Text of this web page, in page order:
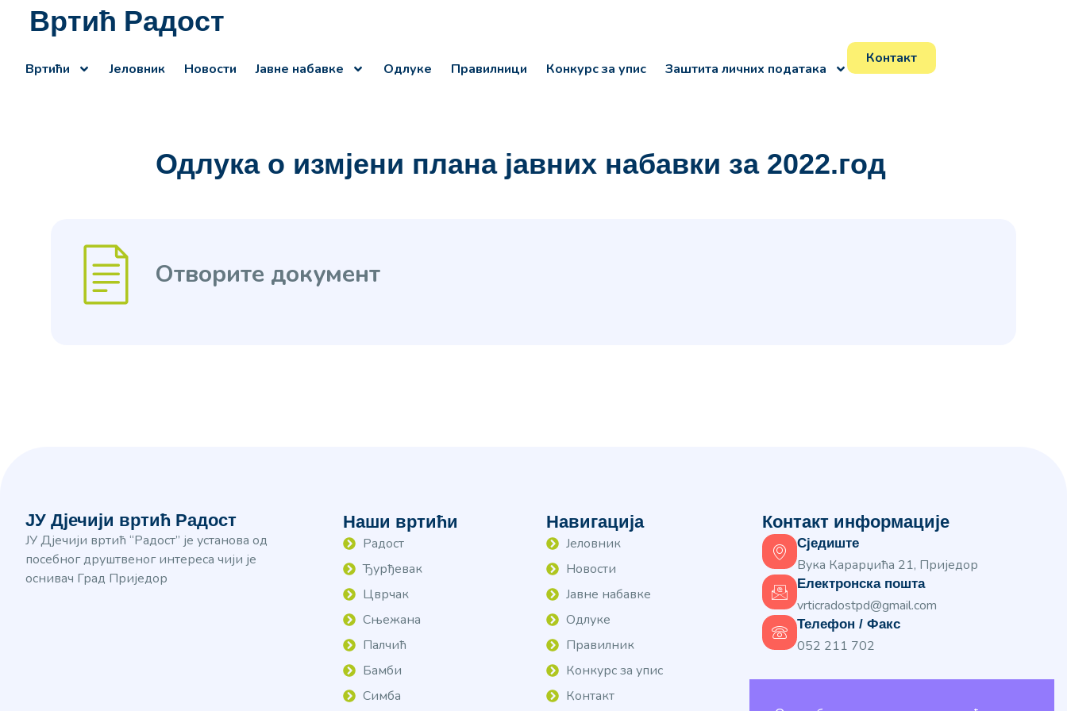
Вртић Радост
Вртићи Јеловник Новости Јавне набавке Одлуке Правилници Конкурс за упис Заштита личних података
Контакт
Одлука о измјени плана јавних набавки за 2022.год
Отворите документ
ЈУ Дјечији вртић Радост
ЈУ Дјечији вртић “Радост” је установа од
посебног друштвеног интереса чији је
оснивач Град Приједор
Наши вртићи
Радост
Ђурђевак
Цврчак
Сњежана
Палчић
Бамби
Симба
Навигација
Јеловник
Новости
Јавне набавке
Одлуке
Правилник
Конкурс за упис
Контакт
Контакт информације
Сједиште
Вука Карарџића 21, Приједор
Електронска пошта
vrticradostpd@gmail.com
Телефон / Факс
052 211 702